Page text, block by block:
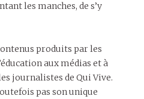
les manches, de s’y
produits par les
aux médias et à
journalistes de Qui Vive.
pas son unique